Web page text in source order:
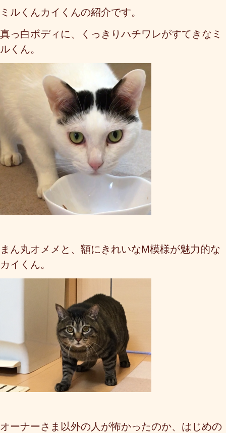
ミルくんカイくんの紹介です。
真っ白ボディに、くっきりハチワレがすてきなミ
ルくん。
まん丸オメメと、額にきれいなM模様が魅力的な
カイくん。
オーナーさま以外の人が怖かったのか、はじめの